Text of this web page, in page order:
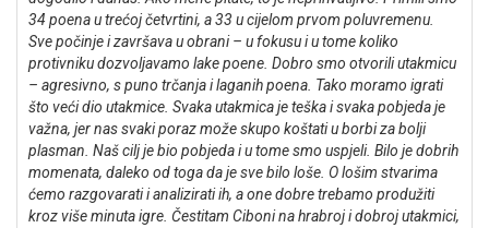
34 poena u trećoj četvrtini, a 33 u cijelom prvom poluvremenu.
Sve počinje i završava u obrani – u fokusu i u tome koliko
protivniku dozvoljavamo lake poene. Dobro smo otvorili utakmicu
– agresivno, s puno trčanja i laganih poena. Tako moramo igrati
što veći dio utakmice. Svaka utakmica je teška i svaka pobjeda je
važna, jer nas svaki poraz može skupo koštati u borbi za bolji
plasman. Naš cilj je bio pobjeda i u tome smo uspjeli. Bilo je dobrih
momenata, daleko od toga da je sve bilo loše. O lošim stvarima
ćemo razgovarati i analizirati ih, a one dobre trebamo produžiti
kroz više minuta igre. Čestitam Ciboni na hrabroj i dobroj utakmici,